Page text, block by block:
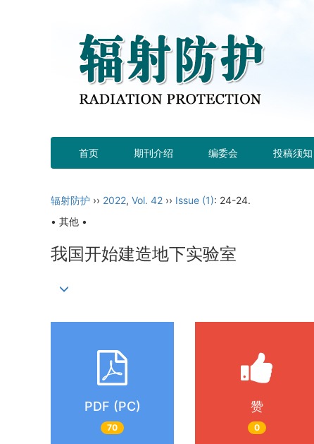
首页 期刊介绍 编委会 投稿须知
辐射防护 ›› 2022, Vol. 42 ›› Issue (1): 24-24.
• 其他 •
我国开始建造地下实验室
PDF (PC)
70
赞
0